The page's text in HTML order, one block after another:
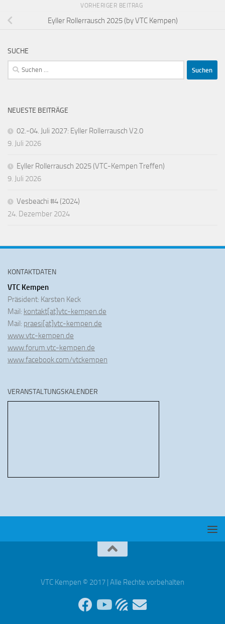
VORHERIGER BEITRAG
Eyller Rollerrausch 2025 (by VTC Kempen)
SUCHE
Suchen
nach:
NEUESTE BEITRÄGE
02.-04. Juli 2027: Eyller Rollerrausch V2.0
9. Juli 2026
Eyller Rollerrausch 2025 (VTC-Kempen Treffen)
9. Juli 2026
Vesbeachi #4 (2024)
24. Dezember 2024
KONTAKTDATEN
VTC Kempen
Präsident: Karsten Keck
Mail: kontakt[at]vtc-kempen.de
Mail: praesi[at]vtc-kempen.de
www.vtc-kempen.de
www.forum.vtc-kempen.de
www.facebook.com/vtckempen
VERANSTALTUNGSKALENDER
VTC Kempen © 2017 | Alle Rechte vorbehalten